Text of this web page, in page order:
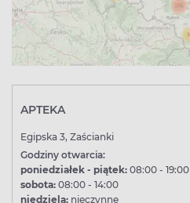
APTEKA
Egipska 3, Zaścianki
Godziny otwarcia:
poniedziałek - piątek: 08:00 - 19:00
sobota: 08:00 - 14:00
niedziela: nieczynne